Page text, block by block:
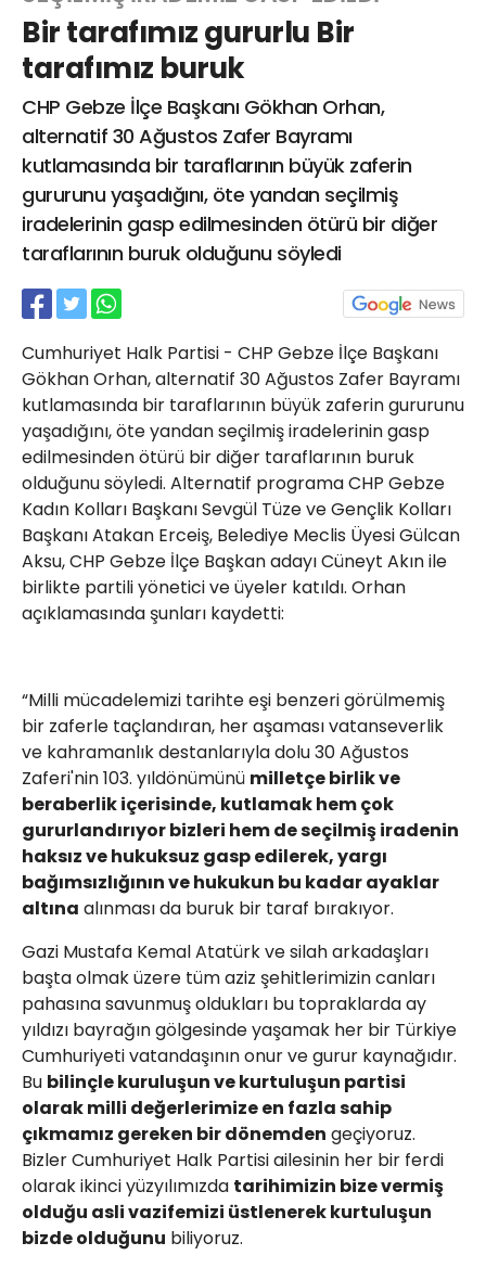
Bir tarafımız gururlu Bir
tarafımız buruk
CHP Gebze İlçe Başkanı Gökhan Orhan,
alternatif 30 Ağustos Zafer Bayramı
kutlamasında bir taraflarının büyük zaferin
gururunu yaşadığını, öte yandan seçilmiş
iradelerinin gasp edilmesinden ötürü bir diğer
taraflarının buruk olduğunu söyledi
Cumhuriyet Halk Partisi - CHP Gebze İlçe Başkanı
Gökhan Orhan, alternatif 30 Ağustos Zafer Bayramı
kutlamasında bir taraflarının büyük zaferin gururunu
yaşadığını, öte yandan seçilmiş iradelerinin gasp
edilmesinden ötürü bir diğer taraflarının buruk
olduğunu söyledi. Alternatif programa CHP Gebze
Kadın Kolları Başkanı Sevgül Tüze ve Gençlik Kolları
Başkanı Atakan Erceiş, Belediye Meclis Üyesi Gülcan
Aksu, CHP Gebze İlçe Başkan adayı Cüneyt Akın ile
birlikte partili yönetici ve üyeler katıldı. Orhan
açıklamasında şunları kaydetti:
“Milli mücadelemizi tarihte eşi benzeri görülmemiş
bir zaferle taçlandıran, her aşaması vatanseverlik
ve kahramanlık destanlarıyla dolu 30 Ağustos
Zaferi'nin 103. yıldönümünü milletçe birlik ve
beraberlik içerisinde, kutlamak hem çok
gururlandırıyor bizleri hem de seçilmiş iradenin
haksız ve hukuksuz gasp edilerek, yargı
bağımsızlığının ve hukukun bu kadar ayaklar
altına alınması da buruk bir taraf bırakıyor.
Gazi Mustafa Kemal Atatürk ve silah arkadaşları
başta olmak üzere tüm aziz şehitlerimizin canları
pahasına savunmuş oldukları bu topraklarda ay
yıldızı bayrağın gölgesinde yaşamak her bir Türkiye
Cumhuriyeti vatandaşının onur ve gurur kaynağıdır.
Bu bilinçle kuruluşun ve kurtuluşun partisi
olarak milli değerlerimize en fazla sahip
çıkmamız gereken bir dönemden geçiyoruz.
Bizler Cumhuriyet Halk Partisi ailesinin her bir ferdi
olarak ikinci yüzyılımızda tarihimizin bize vermiş
olduğu asli vazifemizi üstlenerek kurtuluşun
bizde olduğunu biliyoruz.
Hacı Halil Mahallesi, İsmetpaşa
Caddesi, Beşiroğlu Altın Han Kat: 1
(BİLKAR)Gebze - KOCAELİ
aktanuslu@gmail.com